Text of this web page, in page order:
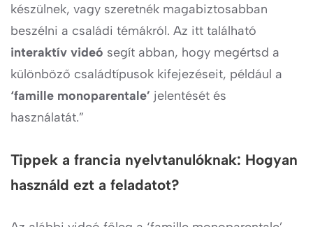
készülnek, vagy szeretnék magabiztosabban
beszélni a családi témákról. Az itt található
interaktív videó segít abban, hogy megértsd a
különböző családtípusok kifejezéseit, például a
‘famille monoparentale’ jelentését és
használatát.”
Tippek a francia nyelvtanulóknak: Hogyan
használd ezt a feladatot?